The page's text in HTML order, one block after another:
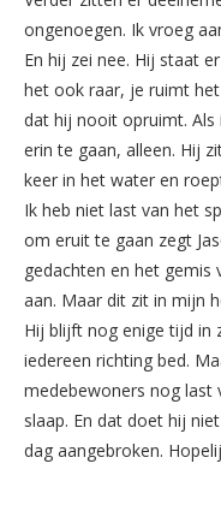
ongenoegen. Ik vroeg
En hij zei nee. Hij staat
het ook raar, je ruimt
dat hij nooit opruimt. Als
erin te gaan, alleen. Hij
keer in het water en
Ik heb niet last van het
om eruit te gaan zegt
gedachten en het gemis
aan. Maar dit zit in mijn
Hij blijft nog enige tijd in
iedereen richting bed.
medebewoners nog last
slaap. En dat doet hij
dag aangebroken.